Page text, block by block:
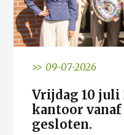
>> 09-07-2026
Vrijdag 10 juli
kantoor vanaf
gesloten.